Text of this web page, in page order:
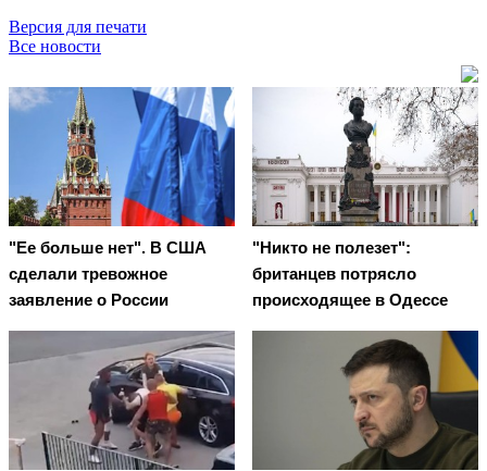
Версия для печати
Все новости
"Ее больше нет". В США
сделали тревожное
заявление о России
"Никто не полезет":
британцев потрясло
происходящее в Одессе